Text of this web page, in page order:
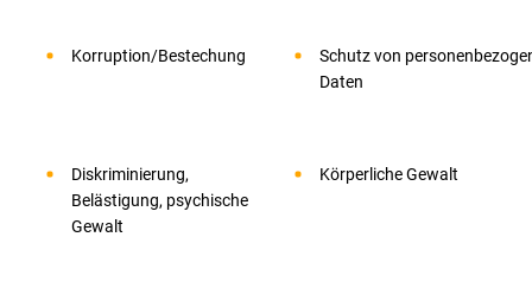
Korruption/Bestechung
Schutz von
Daten
Diskriminierung,
Belästigung, psychische
Gewalt
Körperliche Gewalt